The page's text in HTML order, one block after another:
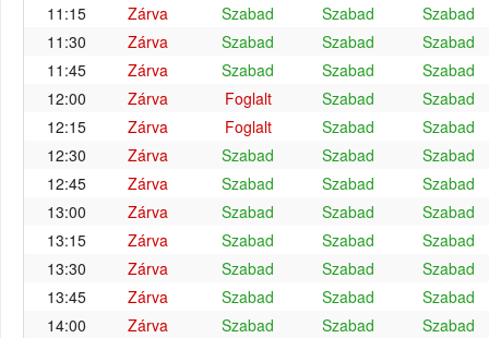
11:15
Zárva Szabad Szabad
Szabad
11:30
Zárva Szabad Szabad
Szabad
11:45
Zárva Szabad Szabad
Szabad
12:00
Zárva Foglalt Szabad
Szabad
12:15
Zárva Foglalt Szabad
Szabad
12:30
Zárva Szabad Szabad
Szabad
12:45
Zárva Szabad Szabad
Szabad
13:00
Zárva Szabad Szabad
Szabad
13:15
Zárva Szabad Szabad
Szabad
13:30
Zárva Szabad Szabad
Szabad
13:45
Zárva Szabad Szabad
Szabad
14:00
Zárva Szabad Szabad
Szabad